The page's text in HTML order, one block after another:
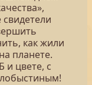
как жили
планете.
и цвете, с